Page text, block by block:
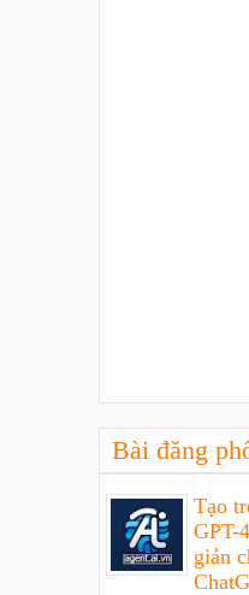
Bài đăng
Tạo
GPT-
giản